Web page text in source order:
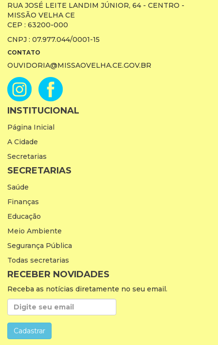
RUA JOSÉ LEITE LANDIM JÚNIOR, 64 - CENTRO -
MISSÃO VELHA CE
CEP : 63200-000
CNPJ : 07.977.044/0001-15
CONTATO
OUVIDORIA@MISSAOVELHA.CE.GOV.BR
INSTITUCIONAL
Página Inicial
A Cidade
Secretarias
SECRETARIAS
Saúde
Finanças
Educação
Meio Ambiente
Segurança Pública
Todas secretarias
RECEBER NOVIDADES
Receba as notícias diretamente no seu email.